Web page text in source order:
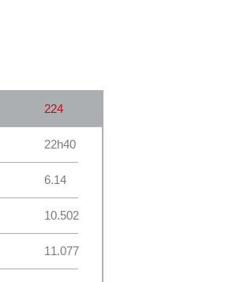
224
22h40
6.14
10.502
11.077